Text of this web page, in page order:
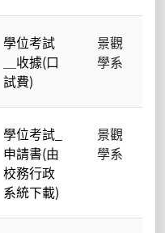
學位考試
＿收據(口
試費)
景觀
學系
學位考試_
申請書(由
校務行政
系統下載)
景觀
學系